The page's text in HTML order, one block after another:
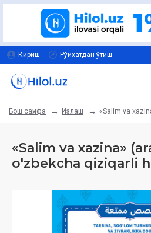
Кириш Рўйхатдан ўтиш
Бош саҳифа Излаш «Salim va
«Salim va xazina»
o'zbekcha qiziqarli